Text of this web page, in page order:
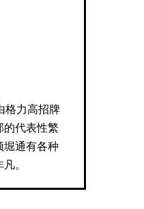
格力高招牌
的代表性繁
堀通有各种
。